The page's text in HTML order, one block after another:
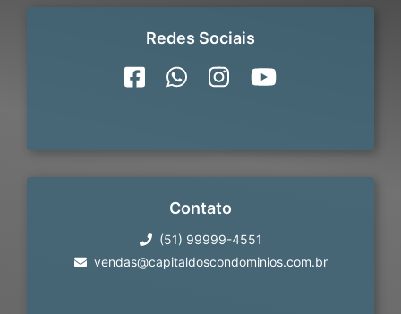
Redes Sociais
Contato
(51) 99999-4551
vendas@capitaldoscondominios.com.br